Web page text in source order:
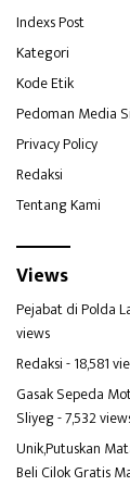
Indexs Post
Kategori
Kode Etik
Pedoman Media
Privacy Policy
Redaksi
Tentang Kami
Views
Pejabat di Polda
views
Redaksi- 18,581
Gasak Sepeda
Sliyeg- 7,532
Unik,Putuskan
Beli Cilok Gratis